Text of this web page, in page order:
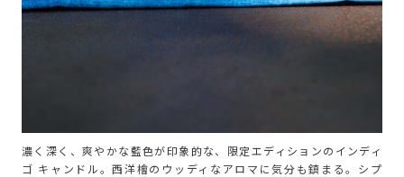
濃く深く、爽やかな藍色が印象的な、限定エディションのインディ
ゴ キャンドル。西洋檜のウッディなアロマに気分も鎮まる。シプ